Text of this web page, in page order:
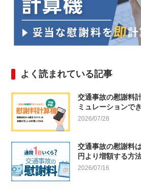
よく読まれている記事
交通事故の慰謝料
ミュレーションで
2026/07/28
交通事故の慰謝料
円より増額する方
2026/07/16